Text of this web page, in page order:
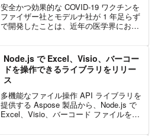
安全かつ効果的な COVID-19 ワクチンを
ファイザー社とモデルナ社が 1 年足らず
で開発したことは、近年の医学界におけ
当局は、国民に迅速かつ効率的にワクチ
ンの配布を...
Node.js で Excel、Visio、バーコー
ドを操作できるライブラリをリリー
ス
多機能なファイル操作 API ライブラリを
提供する Aspose 製品から、Node.js で
Excel、Visio、バーコード ファイルを操